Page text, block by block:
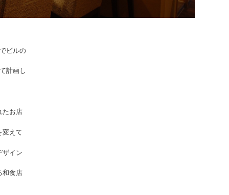
ビルの
計画し
お店
変えて
ザイン
食店